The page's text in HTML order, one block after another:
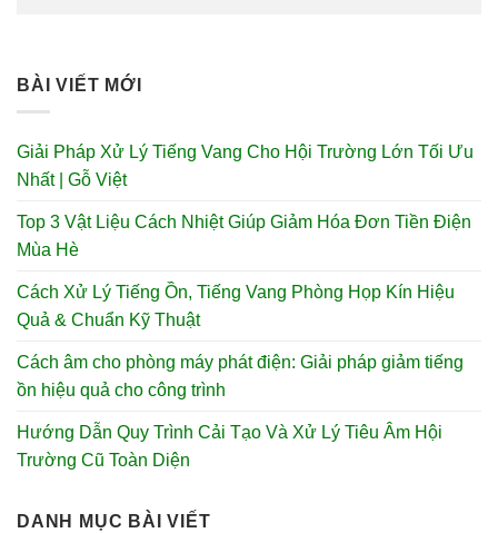
BÀI VIẾT MỚI
Giải Pháp Xử Lý Tiếng Vang Cho Hội Trường Lớn Tối Ưu
Nhất | Gỗ Việt
Top 3 Vật Liệu Cách Nhiệt Giúp Giảm Hóa Đơn Tiền Điện
Mùa Hè
Cách Xử Lý Tiếng Ồn, Tiếng Vang Phòng Họp Kín Hiệu
Quả & Chuẩn Kỹ Thuật
Cách âm cho phòng máy phát điện: Giải pháp giảm tiếng
ồn hiệu quả cho công trình
Hướng Dẫn Quy Trình Cải Tạo Và Xử Lý Tiêu Âm Hội
Trường Cũ Toàn Diện
DANH MỤC BÀI VIẾT